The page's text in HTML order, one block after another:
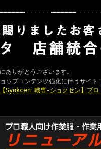
ありがとうございます。
ップコンテンツ強化に伴うサイ
【Syokcen 職専-ショクセン】プロ